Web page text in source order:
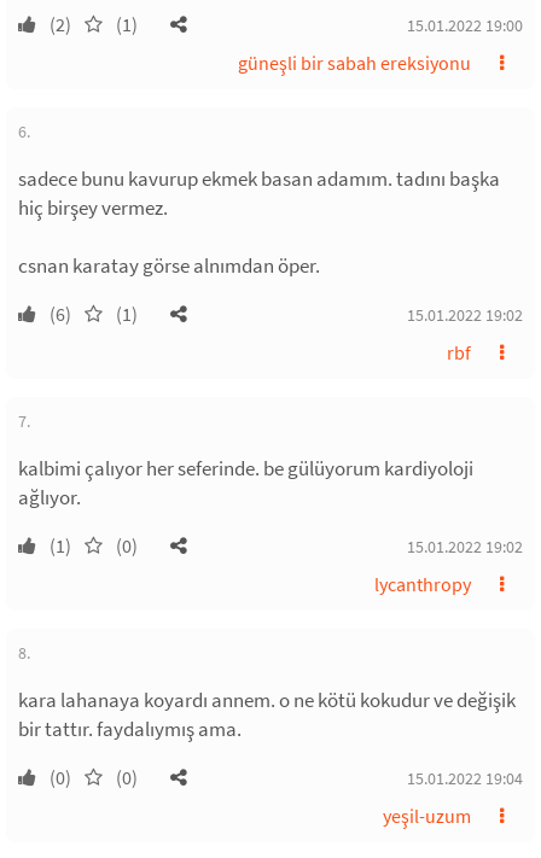
(2) (1) 15.01.2022 19:00
güneşli bir sabah ereksiyonu
6.
sadece bunu kavurup ekmek basan adamım. tadını başka
hiç birşey vermez.
csnan karatay görse alnımdan öper.
(6) (1) 15.01.2022 19:02
rbf
7.
kalbimi çalıyor her seferinde. be gülüyorum kardiyoloji
ağlıyor.
(1) (0) 15.01.2022 19:02
lycanthropy
8.
kara lahanaya koyardı annem. o ne kötü kokudur ve değişik
bir tattır. faydalıymış ama.
(0) (0) 15.01.2022 19:04
yeşil-uzum